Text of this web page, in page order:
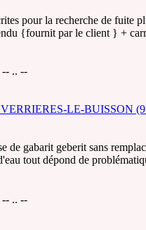
pour la recherche de fuite
{fournit par le client } +
-- .. --
VERRIERES-LE-BUISSON
de gabarit geberit sans
tout dépond de
-- .. --